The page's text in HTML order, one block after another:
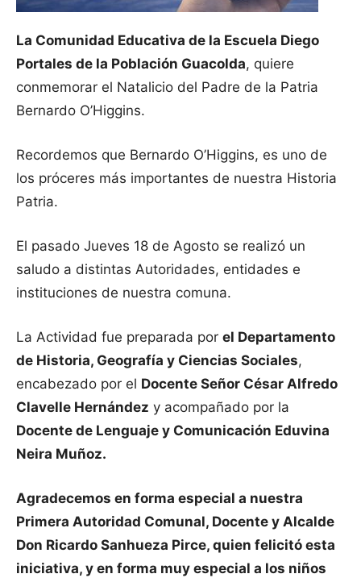
La Comunidad Educativa de la Escuela Diego
Portales de la Población Guacolda, quiere
conmemorar el Natalicio del Padre de la Patria
Bernardo O’Higgins.
Recordemos que Bernardo O’Higgins, es uno de
los próceres más importantes de nuestra Historia
Patria.
El pasado Jueves 18 de Agosto se realizó un
saludo a distintas Autoridades, entidades e
instituciones de nuestra comuna.
La Actividad fue preparada por el Departamento
de Historia, Geografía y Ciencias Sociales,
encabezado por el Docente Señor César Alfredo
Clavelle Hernández y acompañado por la
Docente de Lenguaje y Comunicación Eduvina
Neira Muñoz.
Agradecemos en forma especial a nuestra
Primera Autoridad Comunal, Docente y Alcalde
Don Ricardo Sanhueza Pirce, quien felicitó esta
iniciativa, y en forma muy especial a los niños